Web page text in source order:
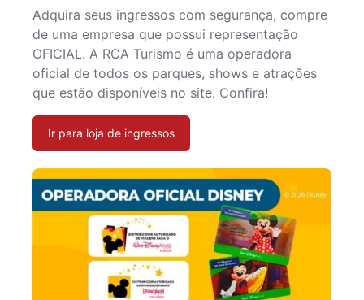
Adquira seus ingressos com segurança, compre
de uma empresa que possui representação
OFICIAL. A RCA Turismo é uma operadora
oficial de todos os parques, shows e atrações
que estão disponíveis no site. Confira!
Ir para loja de ingressos